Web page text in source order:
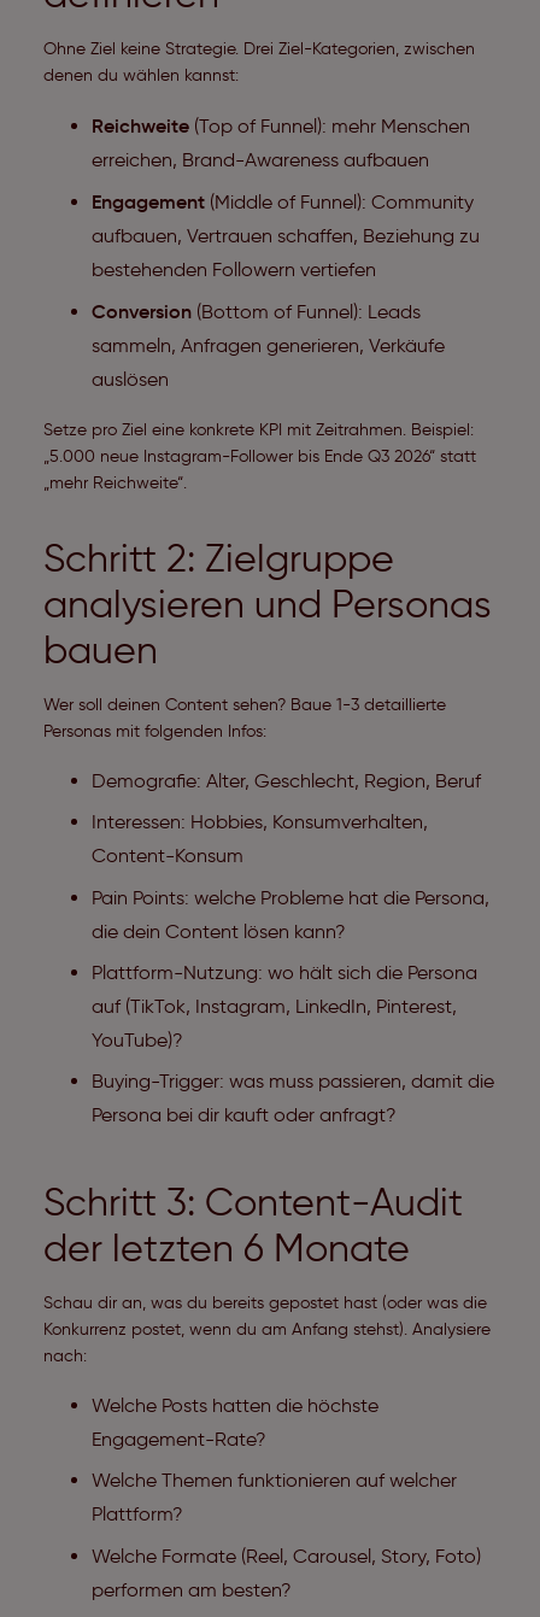
Ohne Ziel keine Strategie. Drei Ziel-Kategorien, zwischen
denen du wählen kannst:
Reichweite(Top of Funnel): mehr Menschen
erreichen, Brand-Awareness aufbauen
Engagement(Middle of Funnel): Community
aufbauen, Vertrauen schaffen, Beziehung zu
bestehenden Followern vertiefen
Conversion(Bottom of Funnel): Leads
sammeln, Anfragen generieren, Verkäufe
auslösen
Setze pro Ziel eine konkrete KPI mit Zeitrahmen. Beispiel:
„5.000 neue Instagram-Follower bis Ende Q3 2026“ statt
„mehr Reichweite“.
Schritt 2: Zielgruppe
analysieren und Personas
bauen
Wer soll deinen Content sehen? Baue 1-3 detaillierte
Personas mit folgenden Infos:
Demografie: Alter, Geschlecht, Region, Beruf
Interessen: Hobbies, Konsumverhalten,
Content-Konsum
Pain Points: welche Probleme hat die Persona,
die dein Content lösen kann?
Plattform-Nutzung: wo hält sich die Persona
auf (TikTok, Instagram, LinkedIn, Pinterest,
YouTube)?
Buying-Trigger: was muss passieren, damit die
Persona bei dir kauft oder anfragt?
Schritt 3: Content-Audit
der letzten 6 Monate
Schau dir an, was du bereits gepostet hast (oder was die
Konkurrenz postet, wenn du am Anfang stehst). Analysiere
nach:
Welche Posts hatten die höchste
Engagement-Rate?
Welche Themen funktionieren auf welcher
Plattform?
Welche Formate (Reel, Carousel, Story, Foto)
performen am besten?